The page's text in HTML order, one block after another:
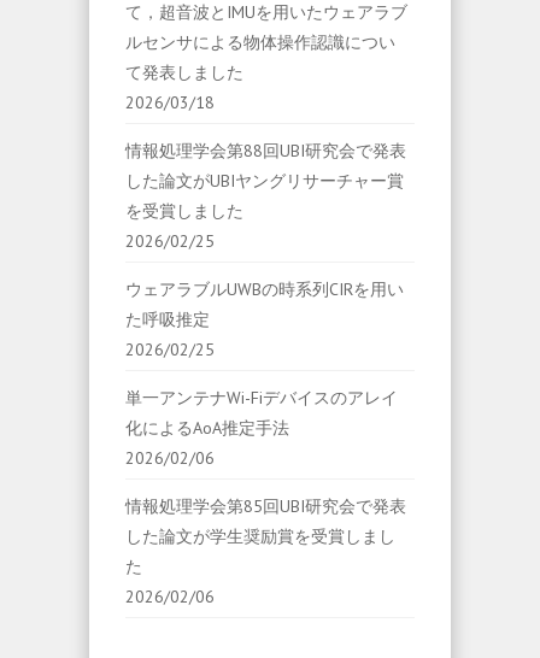
て，超音波とIMUを用いたウェアラブ
ルセンサによる物体操作認識につい
て発表しました
2026/03/18
情報処理学会第88回UBI研究会で発表
した論文がUBIヤングリサーチャー賞
を受賞しました
2026/02/25
ウェアラブルUWBの時系列CIRを用い
た呼吸推定
2026/02/25
単一アンテナWi-Fiデバイスのアレイ
化によるAoA推定手法
2026/02/06
情報処理学会第85回UBI研究会で発表
した論文が学生奨励賞を受賞しまし
た
2026/02/06